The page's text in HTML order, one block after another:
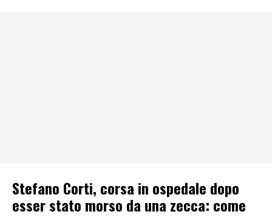
Stefano Corti, corsa in ospedale dopo
esser stato morso da una zecca: come